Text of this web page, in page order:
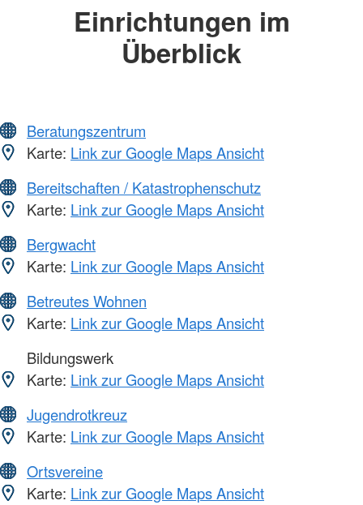
Einrichtungen im
Überblick
Beratungszentrum
Karte: Link zur Google Maps Ansicht
Bereitschaften / Katastrophenschutz
Karte: Link zur Google Maps Ansicht
Bergwacht
Karte: Link zur Google Maps Ansicht
Betreutes Wohnen
Karte: Link zur Google Maps Ansicht
Bildungswerk
Karte: Link zur Google Maps Ansicht
Jugendrotkreuz
Karte: Link zur Google Maps Ansicht
Ortsvereine
Karte: Link zur Google Maps Ansicht